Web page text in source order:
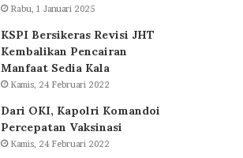
Rabu, 1 Januari 2025
KSPI Bersikeras Revisi JHT
Kembalikan Pencairan
Manfaat Sedia Kala
Kamis, 24 Februari 2022
Dari OKI, Kapolri Komandoi
Percepatan Vaksinasi
Kamis, 24 Februari 2022